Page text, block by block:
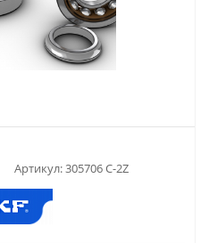
Артикул:305706 C-2Z